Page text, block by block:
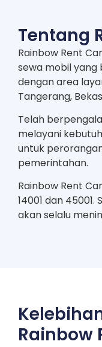
Tentang
Rainbow Rent
sewa mobil yang
dengan area
Tangerang,
Telah
melayani
untuk
pemerintahan.
Rainbow Rent
14001 dan
akan selalu
Rainbow